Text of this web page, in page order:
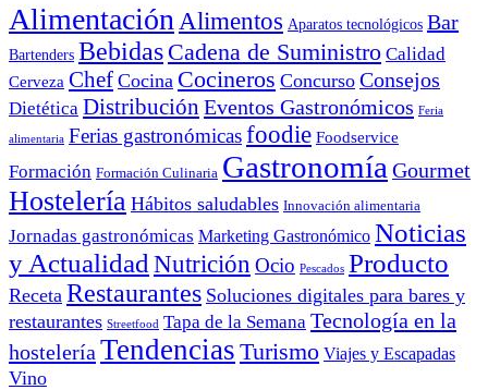
Alimentación Alimentos Aparatos tecnológicos Bar
Bartenders Bebidas Cadena de Suministro Calidad
Cerveza Chef Cocina Cocineros Concurso Consejos
Dietética Distribución Eventos Gastronómicos Feria
alimentaria Ferias gastronómicasfoodie Foodservice
Formación Formación Culinaria Gastronomía Gourmet
Hostelería Hábitos saludables Innovación alimentaria
Jornadas gastronómicas Marketing Gastronómico Noticias
y Actualidad Nutrición Ocio Pescados Producto
Receta Restaurantes Soluciones digitales para bares y
restaurantes Streetfood Tapa de la Semana Tecnología en la
hostelería Tendencias Turismo Viajes y Escapadas
Vino